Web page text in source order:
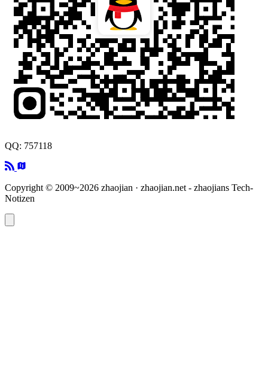
QQ: 757118
Copyright © 2009~2026 zhaojian · zhaojian.net - zhaojians Tech-
Notizen